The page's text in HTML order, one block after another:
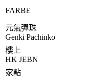
FARBE
元氣彈珠
Genki Pachinko
樓上
HK JEBN
家點